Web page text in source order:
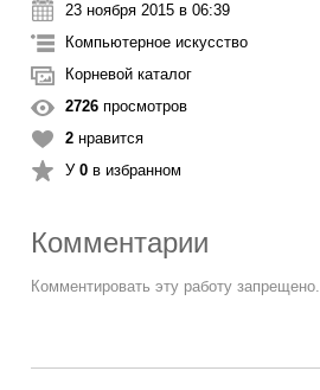
23 ноября 2015 в 06:39
Компьютерное искусство
Корневой каталог
2726 просмотров
2 нравится
У 0 в избранном
Комментарии
Комментировать эту работу запрещено.